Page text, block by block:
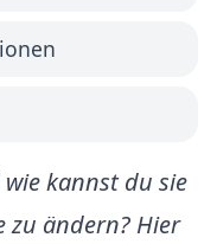
kannst du sie
zu ändern? Hier